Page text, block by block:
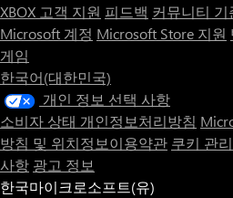
XBOX 고객 지원 피드백 커뮤니티 기
Microsoft 계정 Microsoft Store 지원
게임
한국어(대한민국)
개인 정보 선택 사항
소비자 상태 개인정보처리방침
방침 및 위치정보이용약관 쿠키 관리
사항 광고 정보
한국마이크로소프트(유)